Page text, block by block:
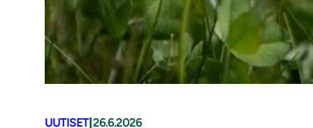
UUTISET| 26.6.2026